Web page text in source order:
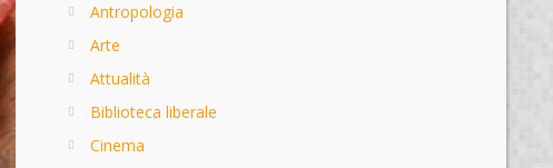
Antropologia
Arte
Attualità
Biblioteca liberale
Cinema